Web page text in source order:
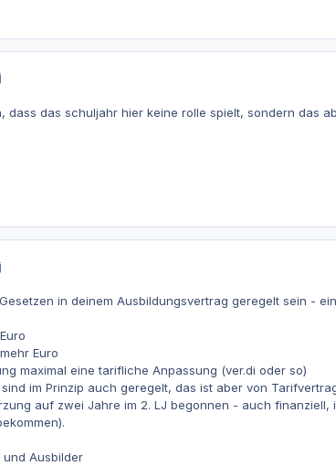
dass das schuljahr hier keine rolle spielt, sondern das
in deinem Ausbildungsvertrag geregelt sein -
Euro
maximal eine tarifliche Anpassung (ver.di oder so)
im Prinzip auch geregelt, das ist aber von
auf zwei Jahre im 2. LJ begonnen - auch
und Ausbilder